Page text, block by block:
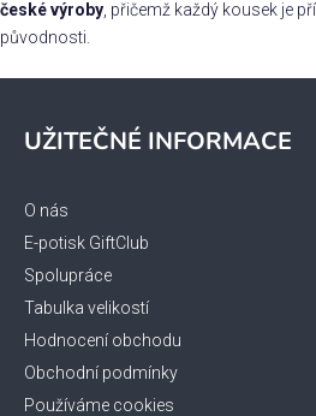
v
y
ý
p
české výroby , přičemž každý kousek je
původnosti.
UŽITEČNÉ INFORMACE
O nás
E-potisk GiftClub
Spolupráce
Tabulka velikostí
Hodnocení obchodu
Obchodní podmínky
Používáme cookies